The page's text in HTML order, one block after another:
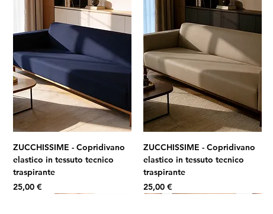
ZUCCHISSIME - Copridivano
elastico in tessuto tecnico
traspirante
Prezzo
25,00 €
ZUCCHISSIME - Copridivano
elastico in tessuto tecnico
traspirante
Prezzo
25,00 €